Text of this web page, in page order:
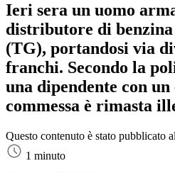
Ieri sera un uomo
distributore di
(TG), portandosi via
franchi. Secondo la
una dipendente con
commessa è rimasta
Questo contenuto è stato pubblicato al
1 minuto